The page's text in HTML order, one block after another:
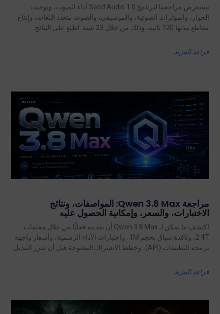
تستعرض مراجعتنا لبرنامج Seed Audio 1.0 أداء الصوت، وتوقيت
الحوار، والمؤثرات الصوتية، والموسيقى، والصوت متعدد اللغات، وإنتاج
مقاطع مدتها 120 ثانية، وذلك من خلال 23 عينة. اطلع على النتائج.
قراءة المزيد
مراجعة Qwen 3.8 Max: المواصفات، ونتائج
الاختبارات، والسعر، وإمكانية الحصول عليه
اكتشف ما يمكن لـ Qwen 3.8 Max أن يقدمه فعليًّا من خلال معلمات
2.4T، ونافذة سياق بحجم 1M، واختبارات الأداء الرسمية، وأسعار واجهة
برمجة التطبيقات (API)، وخطط الاشتراك المفتوحة قبل أن تقرر التبديل.
قراءة المزيد